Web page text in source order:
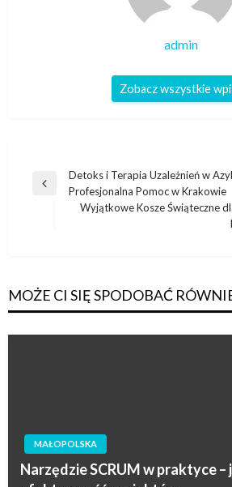
admin
Zobacz wszystkie
Nawigacja
wpisu
Poprzedni
Detoks i Terapia Uzależnień w
Profesjonalna Pomoc w Krakowie
Wyjątkowe Kosze Świąteczne
MOŻE CI SIĘ SPODOBAĆ
MAŁOPOLSKA
Narzędzie SCRUM w praktyce